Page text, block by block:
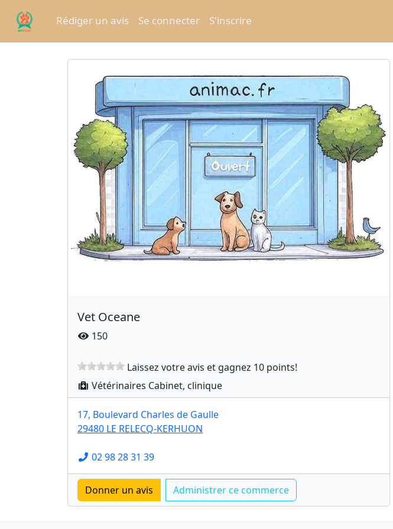
Rédiger un avis Se connecter S'inscrire
Vet Oceane
150
Laissez votre avis et gagnez 10 points!
Vétérinaires Cabinet, clinique
17, Boulevard Charles de Gaulle
29480 LE RELECQ-KERHUON
02 98 28 31 39